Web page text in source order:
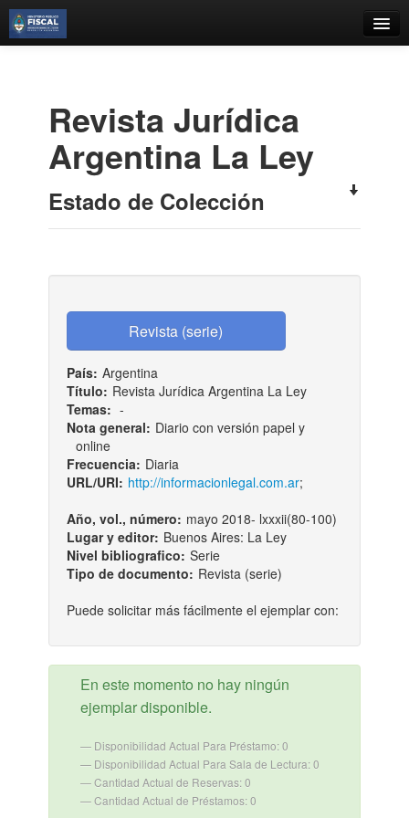
Estantes Virtuales
Contacto
Revista Jurídica
Argentina La Ley
Estado de Colección
País: Argentina
Título: Revista Jurídica Argentina La Ley
Temas: -
Nota general: Diario con versión papel y
online
Frecuencia: Diaria
URL/URI: http://informacionlegal.com.ar;
Año, vol., número: mayo 2018- lxxxii(80-100)
Lugar y editor: Buenos Aires: La Ley
Nivel bibliografico: Serie
Tipo de documento: Revista (serie)
Puede solicitar más fácilmente el ejemplar con:
En este momento no hay ningún
ejemplar disponible.
Disponibilidad Actual Para Préstamo: 0
Disponibilidad Actual Para Sala de Lectura: 0
Cantidad Actual de Reservas: 0
Cantidad Actual de Préstamos: 0